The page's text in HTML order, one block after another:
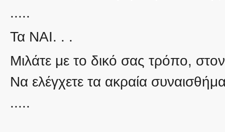
.....
Τα ΝΑΙ. . .
Μιλάτε με το δικό σας τρόπο,
Να ελέγχετε τα ακραία
.....